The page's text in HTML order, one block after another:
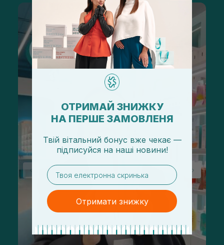
ОТРИМАЙ ЗНИЖКУ
НА ПЕРШЕ ЗАМОВЛЕНЯ
Твій вітальний бонус вже чекає —
підписуйся на наші новини!
email
Отримати знижку